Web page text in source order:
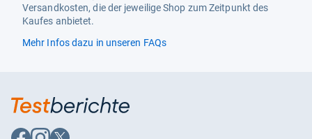
Anzahl unterstützter
nach
Versandkosten, die der jeweilige Shop zum Zeitpunkt des
Kaufes anbietet.
Mehr Infos dazu in unseren FAQs
AufAufAuf